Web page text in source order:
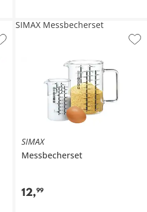
SIMAX
Messbecherset
12,99
SIMAX Messbecherset